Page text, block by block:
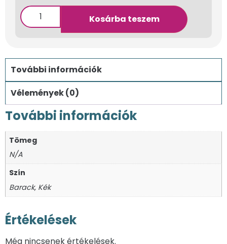
Kosárba teszem
További információk
Vélemények (0)
További információk
Tömeg
N/A
Szín
Barack, Kék
Értékelések
Még nincsenek értékelések.